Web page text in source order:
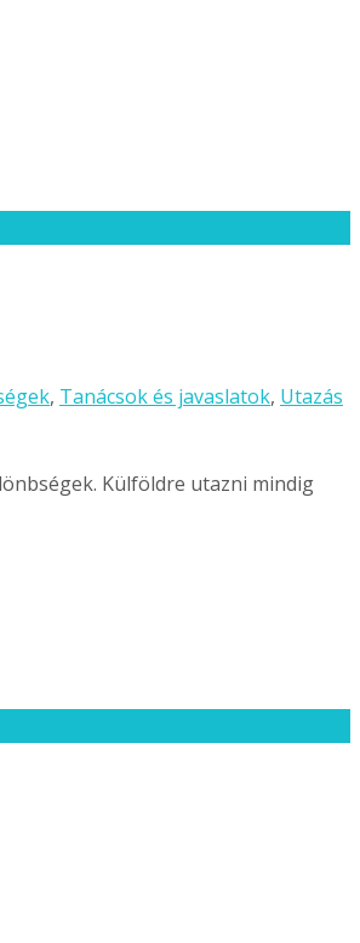
, Tanácsok és javaslatok, Utazás
Külföldre utazni mindig